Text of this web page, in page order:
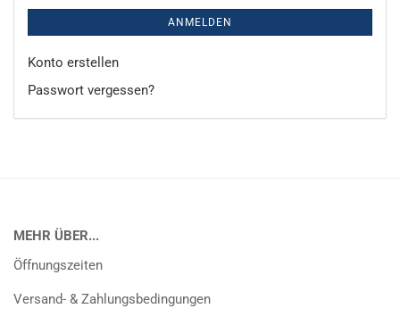
ANMELDEN
Konto erstellen
Passwort vergessen?
MEHR ÜBER...
Öffnungszeiten
Versand- & Zahlungsbedingungen